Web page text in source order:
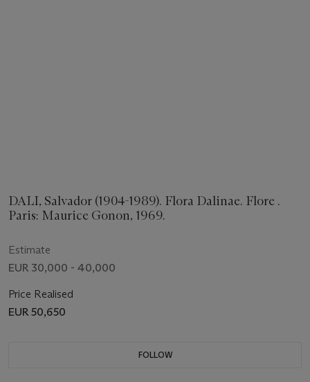
DALI, Salvador (1904-1989). Flora Dalinae. Flore .
Paris: Maurice Gonon, 1969.
Estimate
EUR 30,000 - 40,000
Price Realised
EUR 50,650
FOLLOW